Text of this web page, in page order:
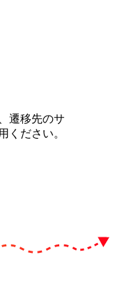
遷移先のサ
ください。